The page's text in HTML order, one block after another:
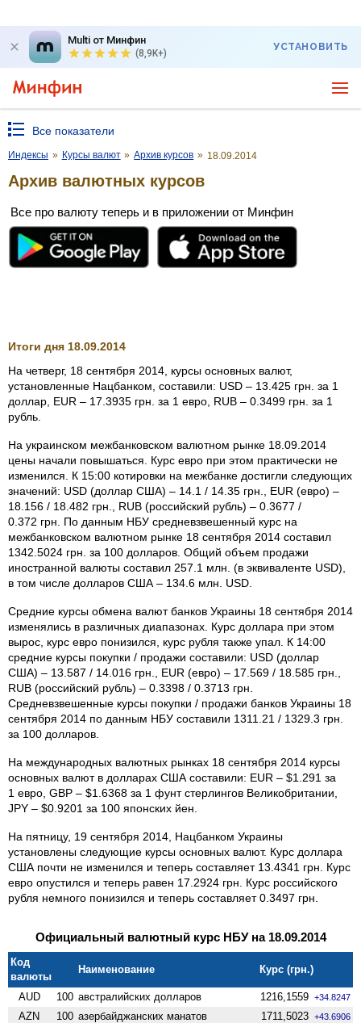
Multi от Минфин
(8,9K+)
УСТАНОВИТЬ
Все показатели
Индексы » Курсы валют » Архив курсов » 18.09.2014
Архив валютных курсов
Все про валюту теперь и в приложении от Минфин
Итоги дня 18.09.2014
На четверг, 18 сентября 2014, курсы основных валют,
установленные Нацбанком, составили: USD – 13.425 грн. за 1
доллар, EUR – 17.3935 грн. за 1 евро, RUB – 0.3499 грн. за 1
рубль.
На украинском межбанковском валютном рынке 18.09.2014
цены начали повышаться. Курс евро при этом практически не
изменился. К 15:00 котировки на межбанке достигли следующих
значений: USD (доллар США) – 14.1 / 14.35 грн., EUR (евро) –
18.156 / 18.482 грн., RUB (российский рубль) – 0.3677 /
0.372 грн. По данным НБУ средневзвешенный курс на
межбанковском валютном рынке 18 сентября 2014 составил
1342.5024 грн. за 100 долларов. Общий объем продажи
иностранной валюты составил 257.1 млн. (в эквиваленте USD),
в том числе долларов США – 134.6 млн. USD.
Средние курсы обмена валют банков Украины 18 сентября 2014
изменялись в различных диапазонах. Курс доллара при этом
вырос, курс евро понизился, курс рубля также упал. К 14:00
средние курсы покупки / продажи составили: USD (доллар
США) – 13.587 / 14.016 грн., EUR (евро) – 17.569 / 18.585 грн.,
RUB (российский рубль) – 0.3398 / 0.3713 грн.
Средневзвешенные курсы покупки / продажи банков Украины 18
сентября 2014 по данным НБУ составили 1311.21 / 1329.3 грн.
за 100 долларов.
На международных валютных рынках 18 сентября 2014 курсы
основных валют в долларах США составили: EUR – $1.291 за
1 евро, GBP – $1.6368 за 1 фунт стерлингов Великобритании,
JPY – $0.9201 за 100 японских йен.
На пятницу, 19 сентября 2014, Нацбанком Украины
установлены следующие курсы основных валют. Курс доллара
США почти не изменился и теперь составляет 13.4341 грн. Курс
евро опустился и теперь равен 17.2924 грн. Курс российского
рубля немного понизился и теперь составляет 0.3497 грн.
Официальный валютный курс НБУ на 18.09.2014
Код
валюты
Наименование Курс (грн.)
AUD 100 австралийских долларов 1216,1559 +34.8247
AZN 100 азербайджанских манатов 1711,5023 +43.6906